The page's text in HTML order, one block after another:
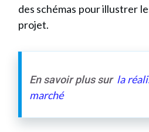
des schémas pour illustrer
projet.
En savoir plus sur la
marché